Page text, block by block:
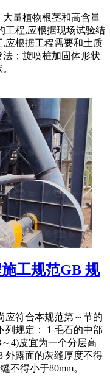
量植物根茎和高含量
工程,应根据现场试验结
应根据工程需要和土质
；旋喷桩加固体形状
工规范GB 规
应符合本规范第～节的
列规定： 1 毛石的中部
4)皮宜为一个分层高
外露面的灰缝厚度不得
不得小于80mm。